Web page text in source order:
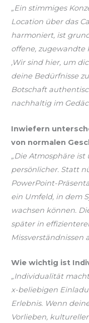
„Ein stimmiges
Location über das
harmoniert, ist
offene, zugewandte
‚Wir sind hier, um
deine Bedürfnisse
Botschaft
nachhaltig im
Inwiefern
von normalen
„Die Atmosphäre
persönlicher. Statt
PowerPoint-
ein Umfeld, in dem
wachsen können.
später in
Missverständnissen
Wie wichtig ist
„Individualität
x-beliebigen
Erlebnis. Wenn
Vorlieben,